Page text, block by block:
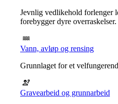
Jevnlig vedlikehold forlenger
forebygger dyre overraskelser.
Vann, avløp og rensing
Grunnlaget for et
Gravearbeid og grunnarbeid